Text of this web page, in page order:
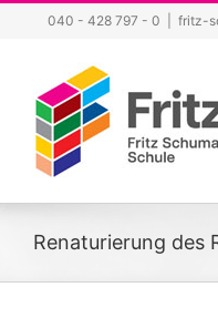
springen
040 - 428 797 - 0 fritz-
Renaturierung des